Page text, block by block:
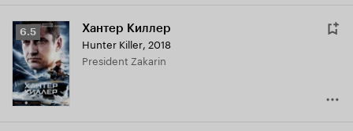
Рейтинг
Кинопоиска
6.5
6.5 Хантер Киллер
Hunter Killer, 2018
President Zakarin